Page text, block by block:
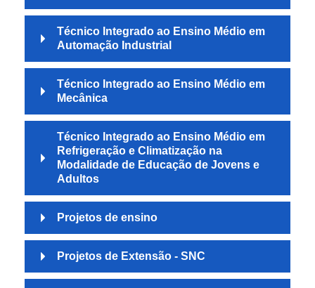
Técnico Integrado ao Ensino Médio em
Automação Industrial
Técnico Integrado ao Ensino Médio em
Mecânica
Técnico Integrado ao Ensino Médio em
Refrigeração e Climatização na
Modalidade de Educação de Jovens e
Adultos
Projetos de ensino
Projetos de Extensão - SNC